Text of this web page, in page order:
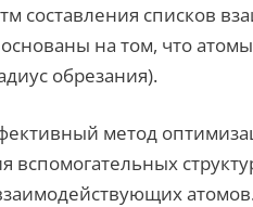
составления списков
на том, что
обрезания).
метод